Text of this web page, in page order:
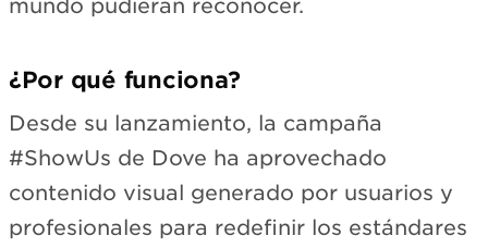
mundo pudieran reconocer.
¿Por qué funciona?
Desde su lanzamiento, la campaña
#ShowUs de Dove ha aprovechado
contenido visual generado por usuarios y
profesionales para redefinir los estándares